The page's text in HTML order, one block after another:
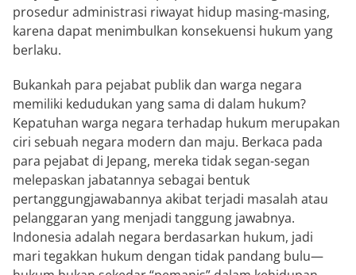
prosedur administrasi riwayat hidup masing-masing,
karena dapat menimbulkan konsekuensi hukum yang
berlaku.
Bukankah para pejabat publik dan warga negara
memiliki kedudukan yang sama di dalam hukum?
Kepatuhan warga negara terhadap hukum merupakan
ciri sebuah negara modern dan maju. Berkaca pada
para pejabat di Jepang, mereka tidak segan-segan
melepaskan jabatannya sebagai bentuk
pertanggungjawabannya akibat terjadi masalah atau
pelanggaran yang menjadi tanggung jawabnya.
Indonesia adalah negara berdasarkan hukum, jadi
mari tegakkan hukum dengan tidak pandang bulu—